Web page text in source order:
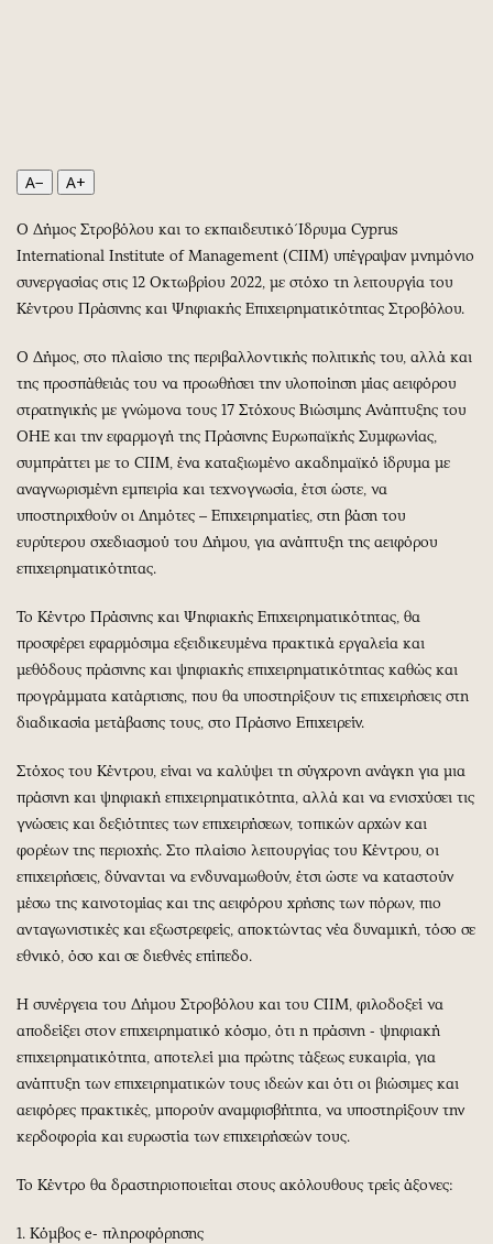
Σινεμά
Θέατρο-Χορός
Μουσική
Εικαστικά
Βιβλίο
Χειρόγραφα
Uncut
Προσφορές
Προσωπικότητες στην ''Κ''
Επιστολές
A− A+
Ο Δήμος Στροβόλου και το εκπαιδευτικό Ίδρυμα Cyprus
International Institute of Management (CIIM) υπέγραψαν μνημόνιο
συνεργασίας στις 12 Οκτωβρίου 2022, με στόχο τη λειτουργία του
Κέντρου Πράσινης και Ψηφιακής Επιχειρηματικότητας Στροβόλου.
Ο Δήμος, στο πλαίσιο της περιβαλλοντικής πολιτικής του, αλλά και
της προσπάθειάς του να προωθήσει την υλοποίηση μίας αειφόρου
στρατηγικής με γνώμονα τους 17 Στόχους Βιώσιμης Ανάπτυξης του
ΟΗΕ και την εφαρμογή της Πράσινης Ευρωπαϊκής Συμφωνίας,
συμπράττει με το CIIM, ένα καταξιωμένο ακαδημαϊκό ίδρυμα με
αναγνωρισμένη εμπειρία και τεχνογνωσία, έτσι ώστε, να
υποστηριχθούν οι Δημότες – Επιχειρηματίες, στη βάση του
ευρύτερου σχεδιασμού του Δήμου, για ανάπτυξη της αειφόρου
επιχειρηματικότητας.
Το Κέντρο Πράσινης και Ψηφιακής Επιχειρηματικότητας, θα
προσφέρει εφαρμόσιμα εξειδικευμένα πρακτικά εργαλεία και
μεθόδους πράσινης και ψηφιακής επιχειρηματικότητας καθώς και
προγράμματα κατάρτισης, που θα υποστηρίξουν τις επιχειρήσεις στη
διαδικασία μετάβασης τους, στο Πράσινο Επιχειρείν.
Στόχος του Κέντρου, είναι να καλύψει τη σύγχρονη ανάγκη για μια
πράσινη και ψηφιακή επιχειρηματικότητα, αλλά και να ενισχύσει τις
γνώσεις και δεξιότητες των επιχειρήσεων, τοπικών αρχών και
φορέων της περιοχής. Στο πλαίσιο λειτουργίας του Κέντρου, οι
επιχειρήσεις, δύνανται να ενδυναμωθούν, έτσι ώστε να καταστούν
μέσω της καινοτομίας και της αειφόρου χρήσης των πόρων, πιο
ανταγωνιστικές και εξωστρεφείς, αποκτώντας νέα δυναμική, τόσο σε
εθνικό, όσο και σε διεθνές επίπεδο.
Η συνέργεια του Δήμου Στροβόλου και του CIIM, φιλοδοξεί να
αποδείξει στον επιχειρηματικό κόσμο, ότι η πράσινη - ψηφιακή
επιχειρηματικότητα, αποτελεί μια πρώτης τάξεως ευκαιρία, για
ανάπτυξη των επιχειρηματικών τους ιδεών και ότι οι βιώσιμες και
αειφόρες πρακτικές, μπορούν αναμφισβήτητα, να υποστηρίξουν την
κερδοφορία και ευρωστία των επιχειρήσεών τους.
Το Κέντρο θα δραστηριοποιείται στους ακόλουθους τρείς άξονες:
1. Κόμβος e- πληροφόρησης